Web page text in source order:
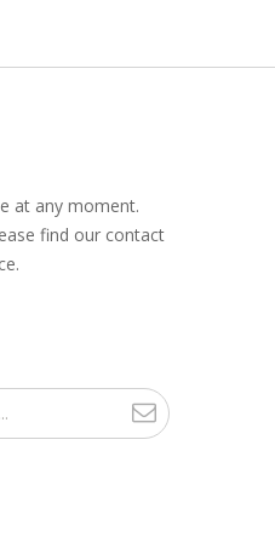
at any moment.
find our contact